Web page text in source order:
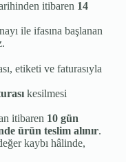
itibaren 14
ile ifasına başlanan
etiketi ve faturasıyla
kesilmesi
itibaren 10 gün
ürün teslim alınır.
kaybı hâlinde,